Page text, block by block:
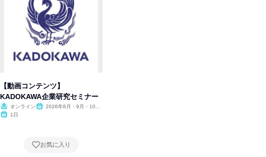
【動画コンテンツ】
KADOKAWA企業研究セミナー
オンライン
2026年8月・9月・10
1日
お気に入り